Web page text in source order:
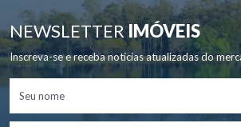
NEWSLETTERIMÓVEIS
Inscreva-se e receba notícias atualizadas do